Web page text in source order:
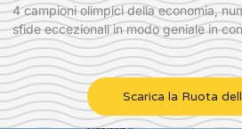
4 campioni olimpici della economia,
sfide eccezionali in modo geniale in
Scarica la Ruota